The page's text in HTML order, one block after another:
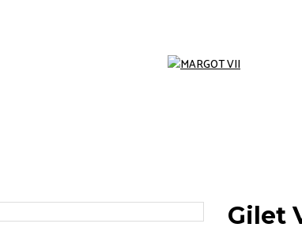
Gilet